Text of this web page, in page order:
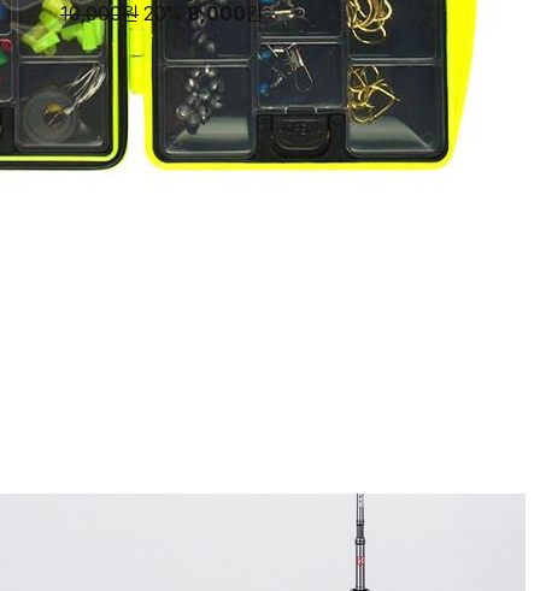
10,000원 20% 8,000원